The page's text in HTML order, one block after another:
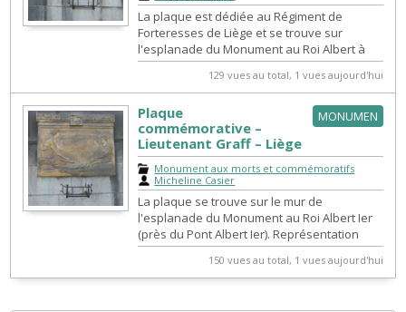
La plaque est dédiée au Régiment de
Forteresses de Liège et se trouve sur
l'esplanade du Monument au Roi Albert à
Liège.
129 vues au total, 1 vues aujourd'hui
MONUMEN
Plaque
commémorative –
Lieutenant Graff – Liège
Monument aux morts et commémoratifs
Micheline Casier
La plaque se trouve sur le mur de
l'esplanade du Monument au Roi Albert Ier
(près du Pont Albert Ier). Représentation
d’une femme assise écrivant, face à deu...
150 vues au total, 1 vues aujourd'hui